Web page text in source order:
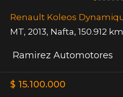
Renault Koleos
MT, 2013, Nafta, 150.912
Ramirez Automotores
$ 15.100.000